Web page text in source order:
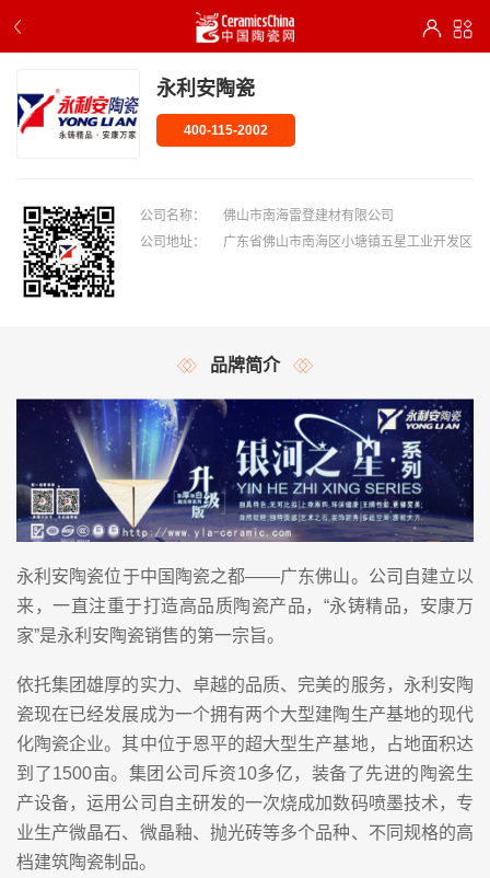
永利安陶瓷
400-115-2002
公司名称：
佛山市南海雷登建材有限公司
公司地址：
广东省佛山市南海区小塘镇五星工业开发区
品牌简介
永利安陶瓷位于中国陶瓷之都——广东佛山。公司自建立以
来，一直注重于打造高品质陶瓷产品，“永铸精品，安康万
家”是永利安陶瓷销售的第一宗旨。
依托集团雄厚的实力、卓越的品质、完美的服务，永利安陶
瓷现在已经发展成为一个拥有两个大型建陶生产基地的现代
化陶瓷企业。其中位于恩平的超大型生产基地，占地面积达
到了1500亩。集团公司斥资10多亿，装备了先进的陶瓷生
产设备，运用公司自主研发的一次烧成加数码喷墨技术，专
业生产微晶石、微晶釉、抛光砖等多个品种、不同规格的高
档建筑陶瓷制品。